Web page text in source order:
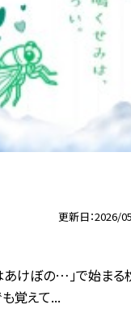
更新日 2026/
あけぼの…」で始ま
も覚えて...